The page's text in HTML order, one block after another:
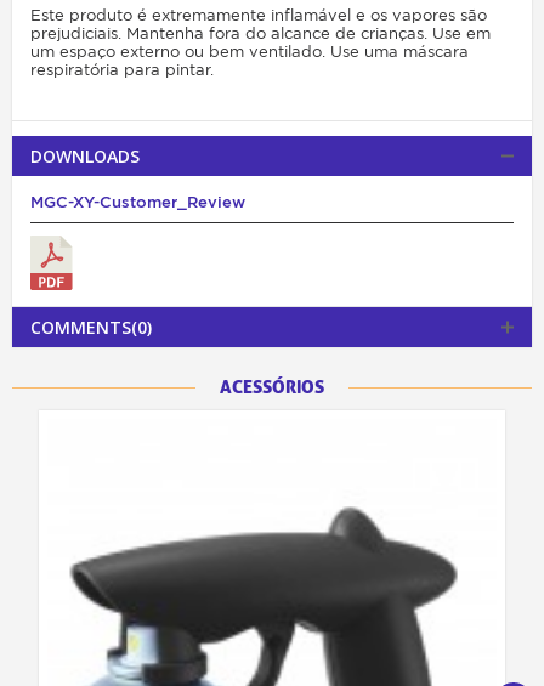
Este produto é extremamente inflamável e os vapores são
prejudiciais. Mantenha fora do alcance de crianças. Use em
um espaço externo ou bem ventilado. Use uma máscara
respiratória para pintar.
DOWNLOADS
MGC-XY-Customer_Review
COMMENTS(0)
ACESSÓRIOS